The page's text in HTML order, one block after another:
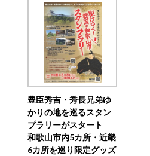
豊臣秀吉・秀長兄弟ゆ
かりの地を巡るスタン
プラリーがスタート
和歌山市内5カ所・近畿
6カ所を巡り限定グッズ